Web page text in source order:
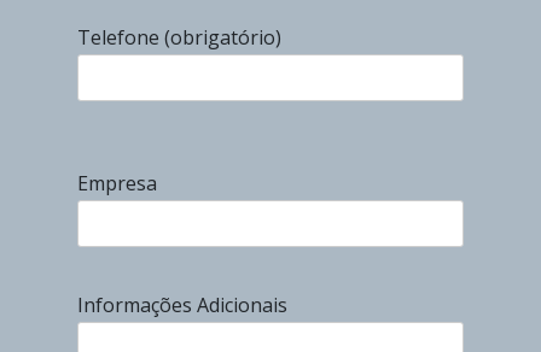
Telefone (obrigatório)
Empresa
Informações Adicionais